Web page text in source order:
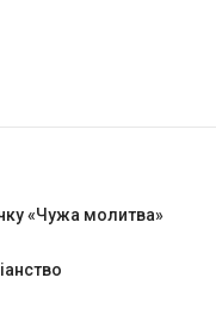
«Чужа молитва»